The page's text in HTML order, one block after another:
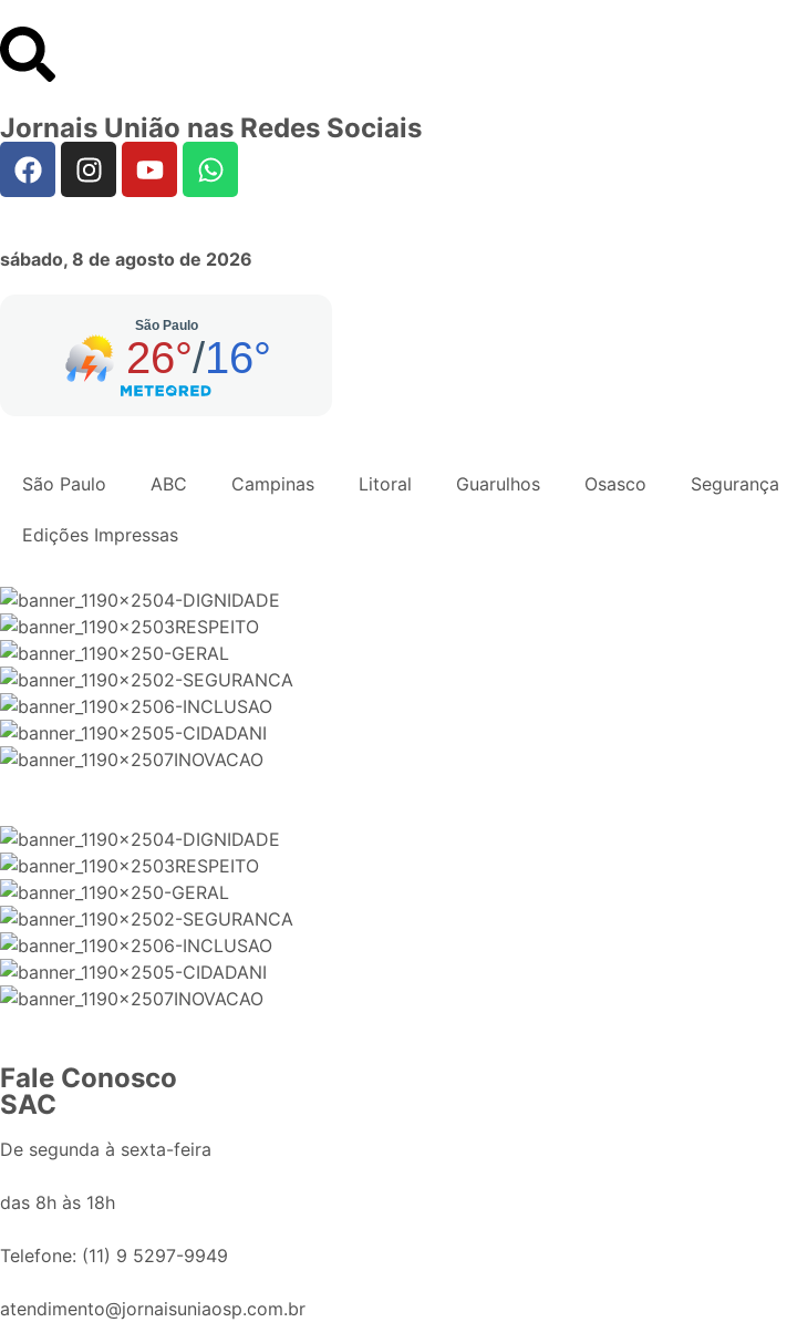
Jornais União nas Redes Sociais
sábado, 8 de agosto de 2026
São Paulo ABC Campinas Litoral Guarulhos Osasco Segurança
Edições Impressas
Fale Conosco
SAC
De segunda à sexta-feira
das 8h às 18h
Telefone: (11) 9 5297-9949
atendimento@jornaisuniaosp.com.br